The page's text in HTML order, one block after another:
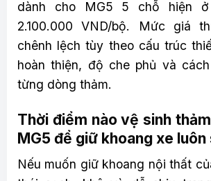
dành cho MG5 5 chỗ hiện ở
2.100.000 VND/bộ. Mức giá
chênh lệch tùy theo cấu trúc
hoàn thiện, độ che phủ và
từng dòng thảm.
Thời điểm nào vệ sinh
MG5 để giữ khoang xe luôn
Nếu muốn giữ khoang nội thất